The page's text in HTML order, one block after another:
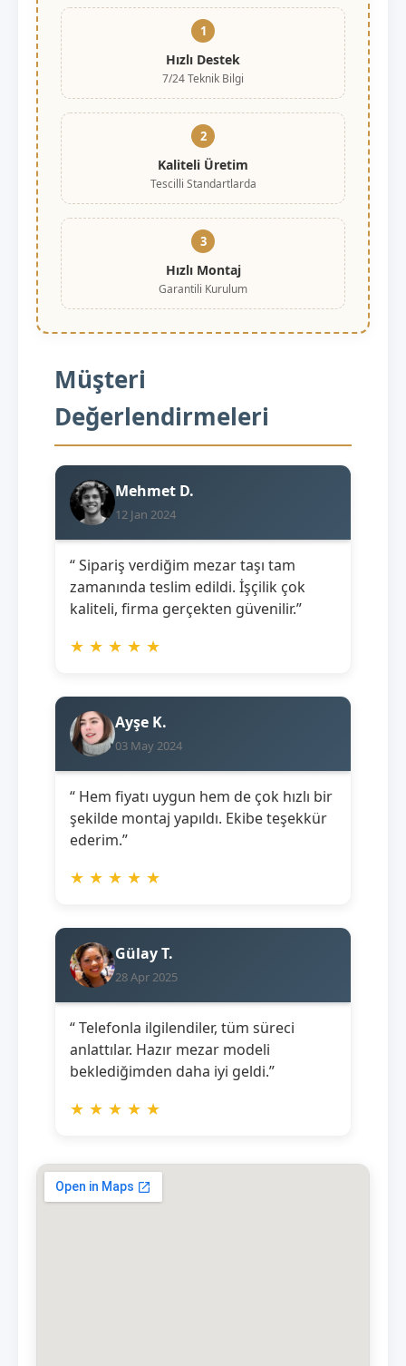
1
Hızlı Destek
7/24 Teknik Bilgi
2
Kaliteli Üretim
Tescilli Standartlarda
3
Hızlı Montaj
Garantili Kurulum
Müşteri
Değerlendirmeleri
Mehmet D.
12 Jan 2024
“ Sipariş verdiğim mezar taşı tam
zamanında teslim edildi. İşçilik çok
kaliteli, firma gerçekten güvenilir.”
★ ★ ★ ★ ★
Ayşe K.
03 May 2024
“ Hem fiyatı uygun hem de çok hızlı bir
şekilde montaj yapıldı. Ekibe teşekkür
ederim.”
★ ★ ★ ★ ★
Gülay T.
28 Apr 2025
“ Telefonla ilgilendiler, tüm süreci
anlattılar. Hazır mezar modeli
beklediğimden daha iyi geldi.”
★ ★ ★ ★ ★